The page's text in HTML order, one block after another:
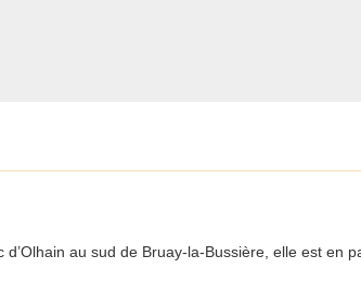
au sud de Bruay-la-Bussière, elle est en